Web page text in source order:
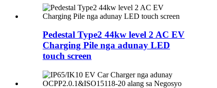
Pedestal Type2 44kw level 2 AC EV
Charging Pile nga adunay LED
touch screen